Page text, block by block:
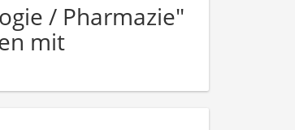
/ Pharmazie"
mit